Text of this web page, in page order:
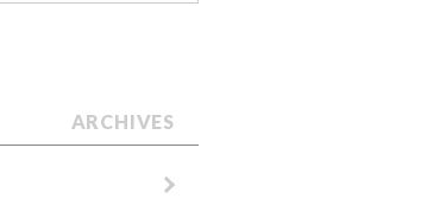
ARCHIVES